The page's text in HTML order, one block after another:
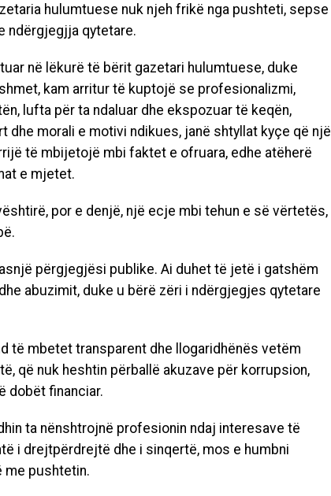
hulumtuese nuk njeh frikë nga pushteti, sepse
ndërgjegjja qytetare.
në lëkurë të bërit gazetari hulumtuese, duke
kam arritur të kuptojë se profesionalizmi,
lufta për ta ndaluar dhe ekspozuar të keqën,
dhe morali e motivi ndikues, janë shtyllat kyçe që një
të mbijetojë mbi faktet e ofruara, edhe atëherë
e mjetet.
por e denjë, një ecje mbi tehun e së vërtetës,
përgjegjësi publike. Ai duhet të jetë i gatshëm
abuzimit, duke u bërë zëri i ndërgjegjes qytetare
të mbetet transparent dhe llogaridhënës vetëm
që nuk heshtin përballë akuzave për korrupsion,
dobët financiar.
ta nënshtrojnë profesionin ndaj interesave të
i drejtpërdrejtë dhe i sinqertë, mos e humbni
me pushtetin.